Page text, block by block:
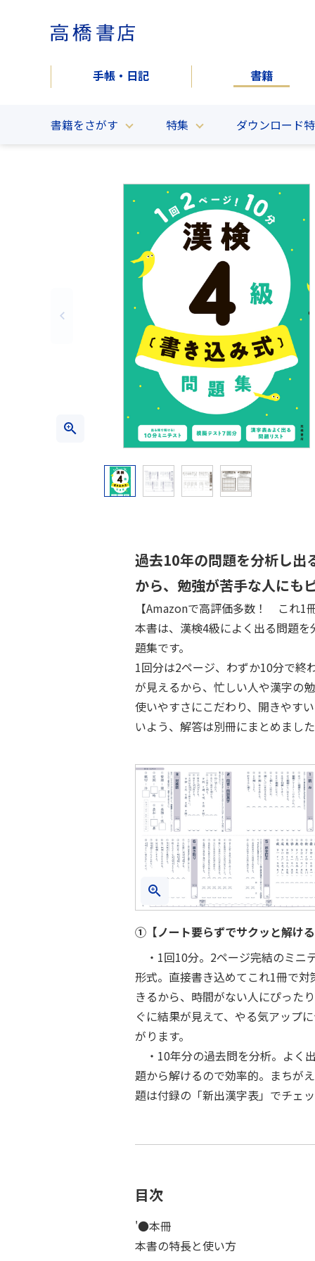
手帳・日記 書籍
書籍をさがす
キーワードからさがす ジャンルからさがす
特集
ざんねんないきもの事典 楽しく学べるシリーズ
ダウンロード
『英検®でる単』シリーズ 高橋の漢検シリ
過去10年の問題を分析し出
から、勉強が苦手な人にも
【Amazonで高評価多数！ これ1
本書は、漢検4級によく出る問題
題集です。
1回分は2ページ、わずか10分で終
が見えるから、忙しい人や漢字の
使いやすさにこだわり、開きやす
いよう、解答は別冊にまとめまし
①【ノート要らずでサクッと解け
・1回10分。2ページ完結のミニ
形式。直接書き込めてこれ1冊で対
きるから、時間がない人にぴった
ぐに結果が見えて、やる気アップ
がります。
・10年分の過去問を分析。よく
題から解けるので効率的。まちが
題は付録の「新出漢字表」でチェ
目次
'●本冊
本書の特長と使い方